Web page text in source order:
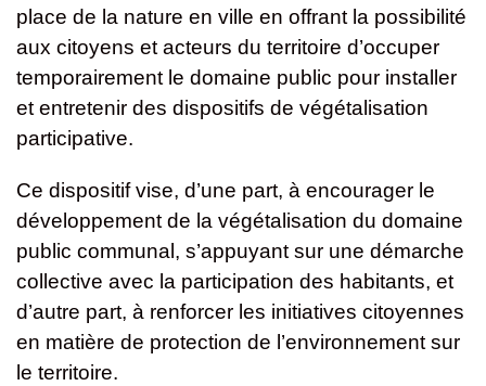
place de la nature en ville en offrant la possibilité
aux citoyens et acteurs du territoire d’occuper
temporairement le domaine public pour installer
et entretenir des dispositifs de végétalisation
participative.
Ce dispositif vise, d’une part, à encourager le
développement de la végétalisation du domaine
public communal, s’appuyant sur une démarche
collective avec la participation des habitants, et
d’autre part, à renforcer les initiatives citoyennes
en matière de protection de l’environnement sur
le territoire.